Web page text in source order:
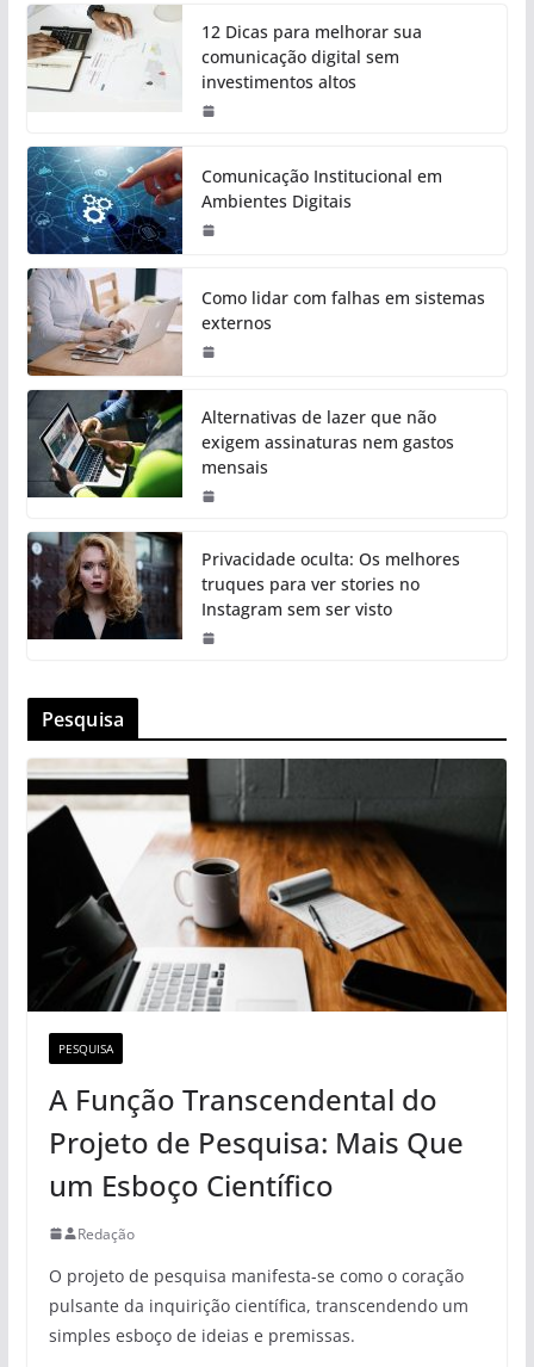
12 Dicas para melhorar sua
comunicação digital sem
investimentos altos
Comunicação Institucional em
Ambientes Digitais
Como lidar com falhas em sistemas
externos
Alternativas de lazer que não
exigem assinaturas nem gastos
mensais
Privacidade oculta: Os melhores
truques para ver stories no
Instagram sem ser visto
Pesquisa
PESQUISA
A Função Transcendental do
Projeto de Pesquisa: Mais Que
um Esboço Científico
Redação
O projeto de pesquisa manifesta-se como o coração
pulsante da inquirição científica, transcendendo um
simples esboço de ideias e premissas.